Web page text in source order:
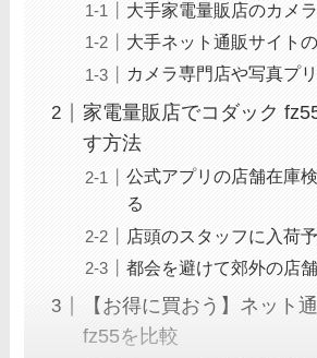
大手家電量販店のカメ
大手ネット通販サイト
カメラ専門店や写真プ
家電量販店でコダック
す方法
公式アプリの店舗在庫
る
店頭のスタッフに入荷
都会を避けて郊外の店
【お得に買おう】ネット
fz55を比較